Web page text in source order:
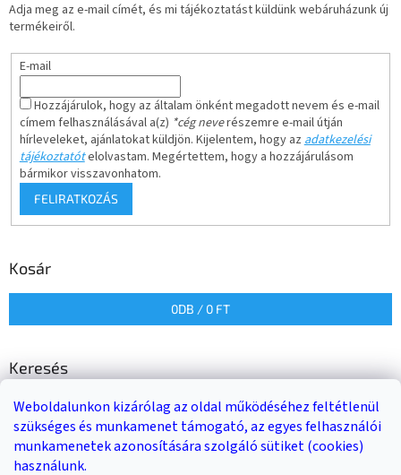
Weboldalunkon kizárólag az oldal működéséhez feltétlenül
szükséges és munkamenet támogató, az egyes felhasználói
munkamenetek azonosítására szolgáló sütiket (cookies)
használunk.
Adja meg az e-mail címét, és mi tájékoztatást küldünk webáruházunk új
termékeiről.
E-mail
Hozzájárulok, hogy az általam önként megadott nevem és e-mail
címem felhasználásával a(z) *cég neverészemre e-mail útján
hírleveleket, ajánlatokat küldjön. Kijelentem, hogy azadatkezelési
tájékoztatótelolvastam. Megértettem, hogy a hozzájárulásom
bármikor visszavonhatom.
FELIRATKOZÁS
Kosár
0DB / 0 FT
Keresés
KERESÉS